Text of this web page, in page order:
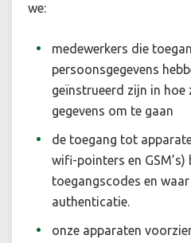
we:
medewerkers die
persoonsgegevens
geïnstrueerd zijn in
gegevens om te gaan
de toegang tot
wifi-pointers en
toegangscodes en
authenticatie.
onze apparaten